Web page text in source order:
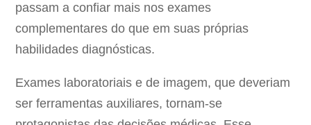
passam a confiar mais nos exames
complementares do que em suas próprias
habilidades diagnósticas.
Exames laboratoriais e de imagem, que deveriam
ser ferramentas auxiliares, tornam-se